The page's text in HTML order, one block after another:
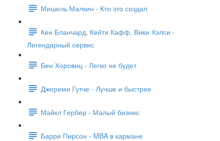
Мишель Малкин - Кто это создал
Кен Бланчард, Кейти Кафф, Вики Хэлси -
Легендарный сервис
Бен Хоровиц - Легко не будет
Джереми Гутче - Лучше и быстрее
Майкл Гербер - Малый бизнес
Барри Пирсон - MBA в кармане